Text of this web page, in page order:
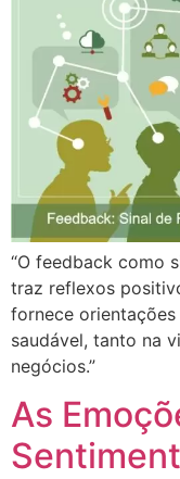
“O feedback como
traz reflexos
fornece
saudável, tanto na
negócios.”
As